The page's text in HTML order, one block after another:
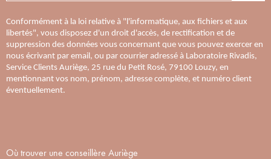
Conformément à la loi relative à "l'informatique, aux fichiers et aux
libertés", vous disposez d'un droit d'accès, de rectification et de
suppression des données vous concernant que vous pouvez exercer en
nous écrivant par email, ou par courrier adressé à Laboratoire Rivadis,
Service Clients Auriège, 25 rue du Petit Rosé, 79100 Louzy, en
mentionnant vos nom, prénom, adresse complète, et numéro client
éventuellement.
Où trouver une conseillère Auriège